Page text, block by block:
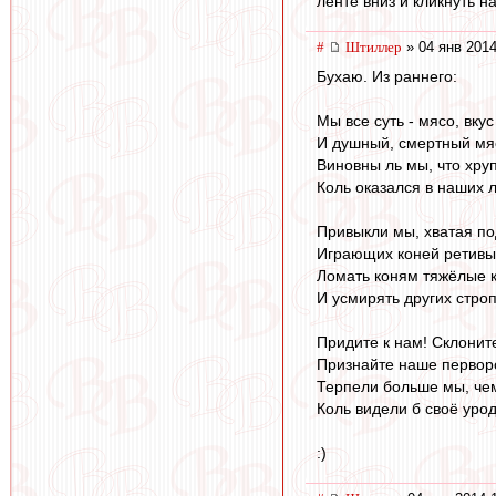
# Штиллер » 04 янв
Бухаю. Из раннего:
Мы все суть - мясо, вкус
И душный, смертный
Виновны ль мы, что
Коль оказался в наших
Привыкли мы, хватая
Играющих коней
Ломать коням тяжёлые
И усмирять других
Придите к нам!
Признайте наше
Терпели больше мы,
Коль видели б своё
:)